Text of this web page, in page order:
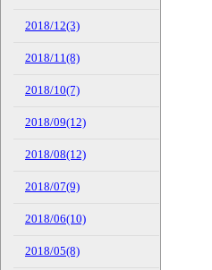
2018/12(3)
2018/11(8)
2018/10(7)
2018/09(12)
2018/08(12)
2018/07(9)
2018/06(10)
2018/05(8)